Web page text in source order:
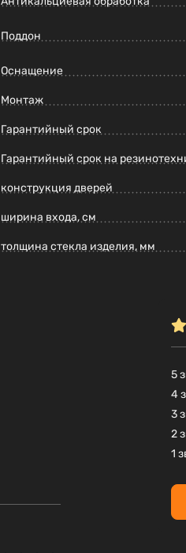
Поддон
Оснащение
Монтаж
Гарантийный срок
Гарантийный срок на
конструкция дверей
ширина входа, см
толщина стекла изделия, мм
5
4
3
2
1